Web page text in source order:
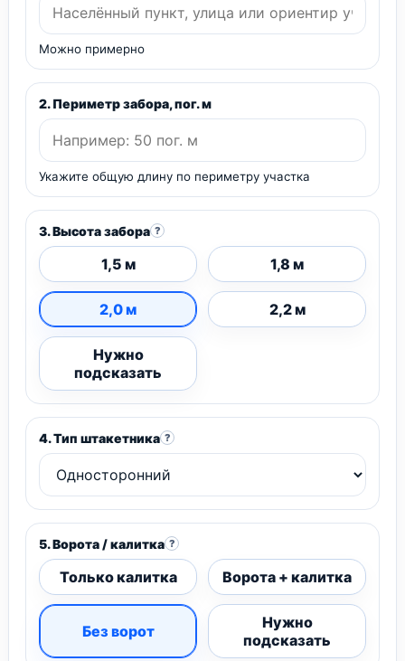
Можно примерно
2. Периметр забора, пог. м
Укажите общую длину по периметру участка
3. Высота забора ?
1,5 м 1,8 м
2,0 м 2,2 м
Нужно
подсказать
4. Тип штакетника ?
5. Ворота / калитка ?
Только калитка Ворота + калитка
Без ворот
Нужно
подсказать